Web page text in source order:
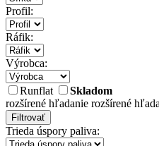
Profil:
Ráfik:
Výrobca:
Runflat
Skladom
rozšírené hľadanie rozšírené
Filtrovať
Trieda úspory paliva: